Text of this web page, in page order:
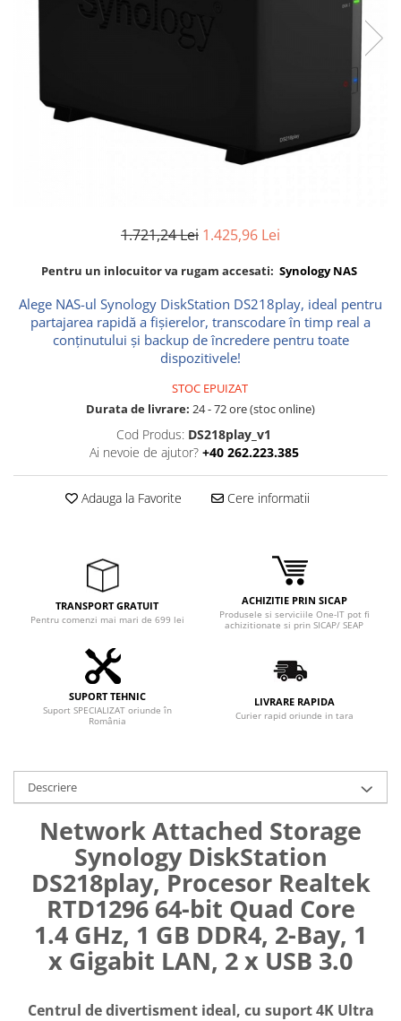
Smartphone IPhone
Boxe
Mouse
Tastaturi
1.721,24 Lei 1.425,96 Lei
Pentru un inlocuitor va rugam accesati: Synology NAS
Alege NAS-ul Synology DiskStation DS218play, ideal pentru
partajarea rapidă a fișierelor, transcodare în timp real a
conținutului și backup de încredere pentru toate
dispozitivele!
STOC EPUIZAT
Durata de livrare: 24 - 72 ore (stoc online)
Cod Produs: DS218play_v1
Ai nevoie de ajutor? +40 262.223.385
Adauga la Favorite Cere informatii
TRANSPORT GRATUIT
Pentru comenzi mai mari de 699 lei
ACHIZITIE PRIN SICAP
Produsele si serviciile One-IT pot fi
achizitionate si prin SICAP/ SEAP
SUPORT TEHNIC
Suport SPECIALIZAT oriunde în
România
LIVRARE RAPIDA
Curier rapid oriunde in tara
Descriere
Network Attached Storage
Synology DiskStation
DS218play, Procesor Realtek
RTD1296 64-bit Quad Core
1.4 GHz, 1 GB DDR4, 2-Bay, 1
x Gigabit LAN, 2 x USB 3.0
Centrul de divertisment ideal, cu suport 4K Ultra